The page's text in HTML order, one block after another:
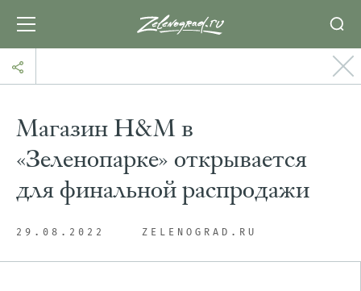
Магазин H&M в
«Зеленопарке» открывается
для финальной распродажи
29.08.2022 ZELENOGRAD.RU